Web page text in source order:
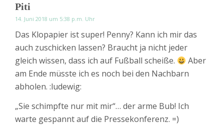
Piti
14. Juni 2018 um 5:38 p.m. Uhr
Das Klopapier ist super! Penny? Kann ich mir das
auch zuschicken lassen? Braucht ja nicht jeder
gleich wissen, dass ich auf Fußball scheiße.
Aber
am Ende müsste ich es noch bei den Nachbarn
abholen. :ludewig:
„Sie schimpfte nur mit mir“… der arme Bub! Ich
warte gespannt auf die Pressekonferenz. =)